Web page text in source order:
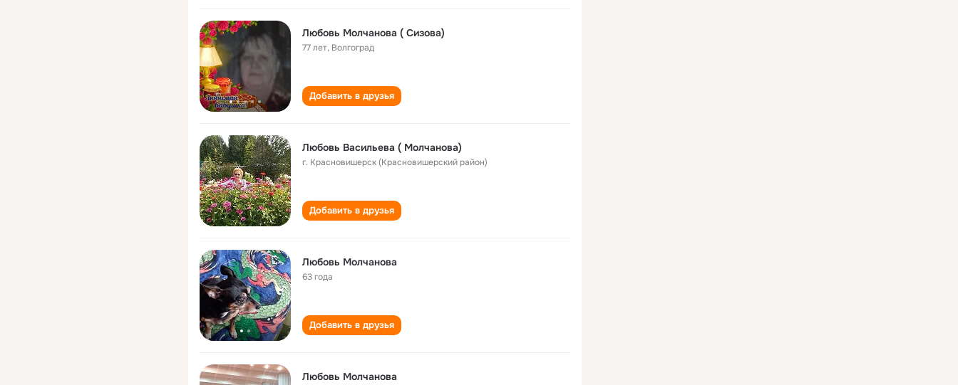
Любовь Молчанова ( Сизова)
77 лет, Волгоград
Добавить в друзья
Любовь Васильева ( Молчанова)
г. Красновишерск (Красновишерский район)
Добавить в друзья
Любовь Молчанова
63 года
Добавить в друзья
Любовь Молчанова